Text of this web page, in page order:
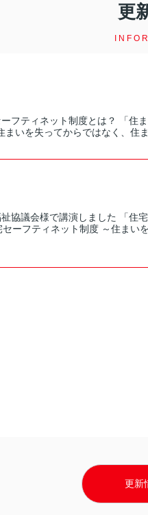
更
フティネット制度とは？ 「住
いを失ってからではなく、住
協議会様で講演しました 「
ーフティネット制度 ～住ま
更新